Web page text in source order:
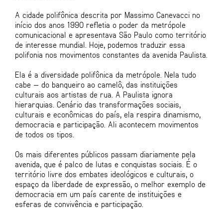
A cidade polifônica descrita por Massimo Canevacci no
início dos anos 1990 refletia o poder da metrópole
comunicacional e apresentava São Paulo como território
de interesse mundial. Hoje, podemos traduzir essa
polifonia nos movimentos constantes da avenida Paulista.
Ela é a diversidade polifônica da metrópole. Nela tudo
cabe — do banqueiro ao camelô, das instituições
culturais aos artistas de rua. A Paulista ignora
hierarquias. Cenário das transformações sociais,
culturais e econômicas do país, ela respira dinamismo,
democracia e participação. Ali acontecem movimentos
de todos os tipos.
Os mais diferentes públicos passam diariamente pela
avenida, que é palco de lutas e conquistas sociais. É o
território livre dos embates ideológicos e culturais, o
espaço da liberdade de expressão, o melhor exemplo de
democracia em um país carente de instituições e
esferas de convivência e participação.